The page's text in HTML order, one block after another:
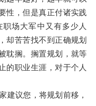
性，但是真正付诸实践
场大军中又有多少人
却苦苦找不到正确规划
耽搁。搁置规划，就等
的职业生涯，对于个人
建议您，将规划前移，